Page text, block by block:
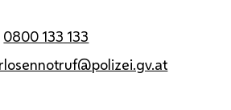
0800 133 133